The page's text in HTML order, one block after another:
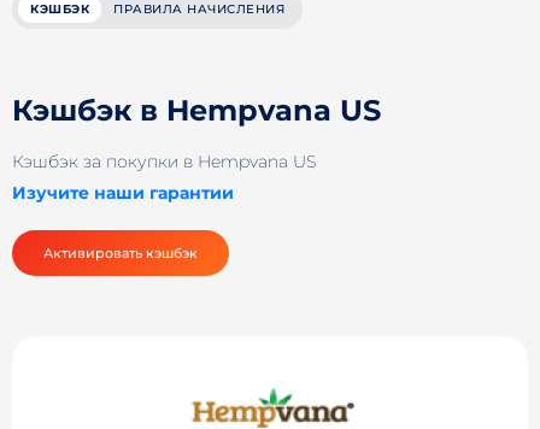
КЭШБЭК ПРАВИЛА НАЧИСЛЕНИЯ
Кэшбэк в Hempvana US
Кэшбэк за покупки в Hempvana US
Изучите наши гарантии
Активировать кэшбэк